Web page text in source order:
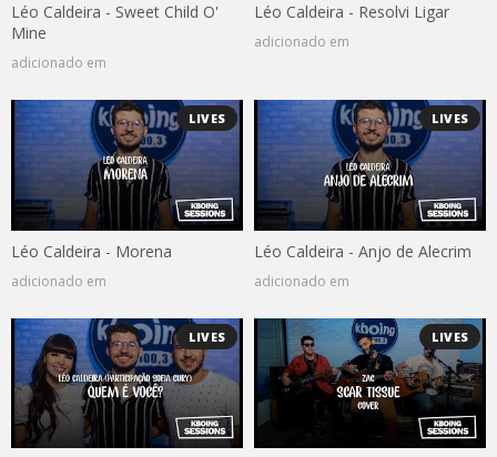
Léo Caldeira - Sweet Child O'
Mine
adicionado em
Léo Caldeira - Resolvi Ligar
adicionado em
LIVES
Léo Caldeira - Morena
adicionado em
LIVES
Léo Caldeira - Anjo de Alecrim
adicionado em
LIVES LIVES